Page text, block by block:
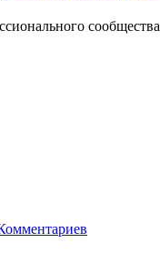
сообщества